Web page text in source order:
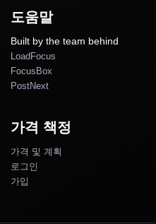
도움말
Built by the team behind
LoadFocus
FocusBox
PostNext
가격 책정
가격 및 계획
로그인
가입